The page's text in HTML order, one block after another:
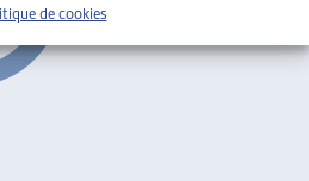
de cookies